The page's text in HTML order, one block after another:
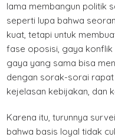
lama membangun politik
seperti lupa bahwa
kuat, tetapi untuk
fase oposisi, gaya konflik
gaya yang sama bisa
dengan sorak-sorai rapat
kejelasan kebijakan, dan
Karena itu, turunnya
bahwa basis loyal tidak